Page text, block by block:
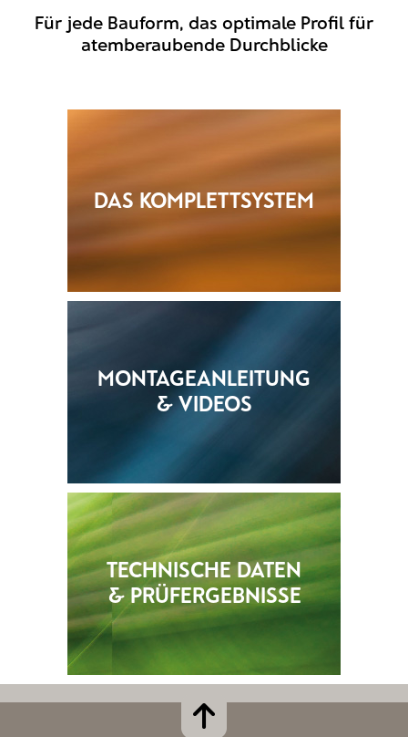
Für jede Bauform, das optimale Profil für
atemberaubende Durchblicke
DAS KOMPLETTSYSTEM
MONTAGEANLEITUNG
& VIDEOS
TECHNISCHE DATEN
& PRÜFERGEBNISSE